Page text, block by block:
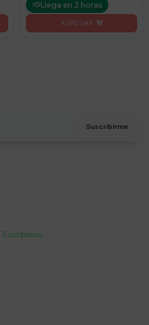
Llega en 2 horas
Suscribirme
Escribinos